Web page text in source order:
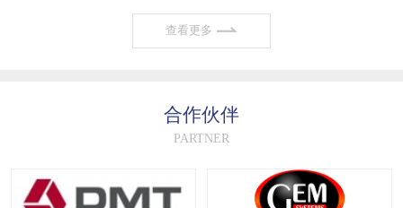
查看更多
合作伙伴
PARTNER